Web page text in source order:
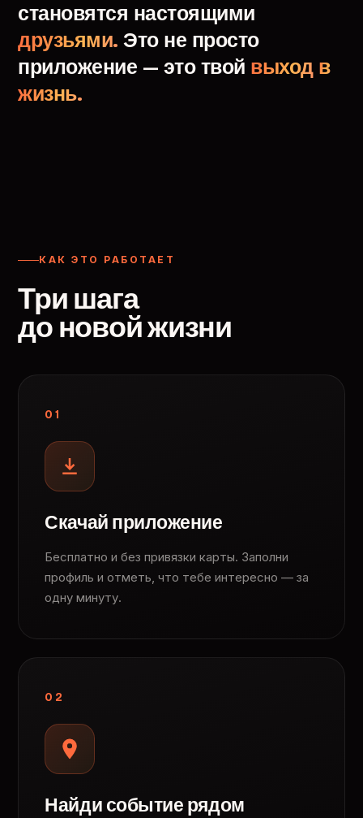
становятся настоящими
друзьями. Это не просто
приложение — это твой выход в
жизнь.
КАК ЭТО РАБОТАЕТ
Три шага
до новой жизни
01
Скачай приложение
Бесплатно и без привязки карты. Заполни
профиль и отметь, что тебе интересно — за
одну минуту.
02
Найди событие рядом